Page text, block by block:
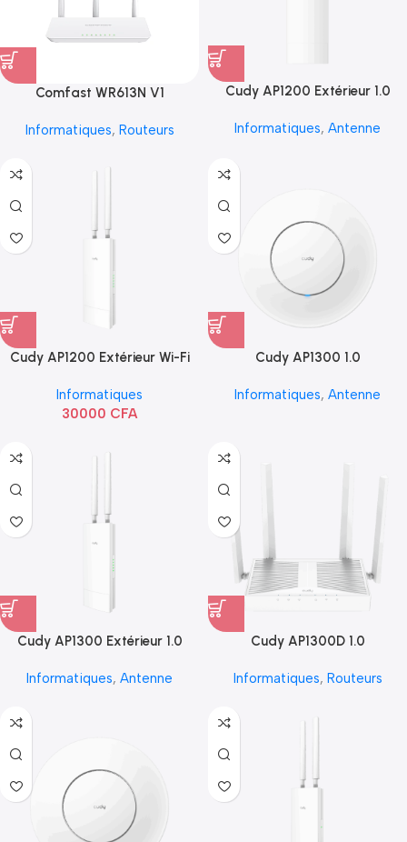
Comfast WR613N V1
Informatiques, Routeurs
Cudy AP1200 Extérieur 1.0
Informatiques, Antenne
Cudy AP1200 Extérieur Wi-Fi
Informatiques
30000 CFA
Cudy AP1300 1.0
Informatiques, Antenne
Cudy AP1300 Extérieur 1.0
Informatiques, Antenne
Cudy AP1300D 1.0
Informatiques, Routeurs